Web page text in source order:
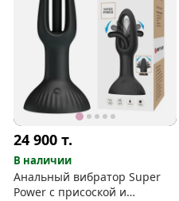
24 900т.
В наличии
Анальный вибратор Super
Power с присоской и